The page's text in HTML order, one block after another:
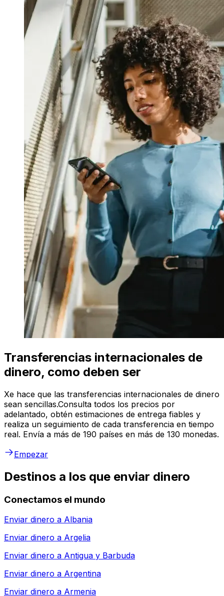
Transferencias internacionales de
dinero, como deben ser
Xe hace que las transferencias internacionales de dinero
sean sencillas.Consulta todos los precios por
adelantado, obtén estimaciones de entrega fiables y
realiza un seguimiento de cada transferencia en tiempo
real. Envía a más de 190 países en más de 130 monedas.
Empezar
Destinos a los que enviar dinero
Conectamos el mundo
Enviar dinero a Albania
Enviar dinero a Argelia
Enviar dinero a Antigua y Barbuda
Enviar dinero a Argentina
Enviar dinero a Armenia